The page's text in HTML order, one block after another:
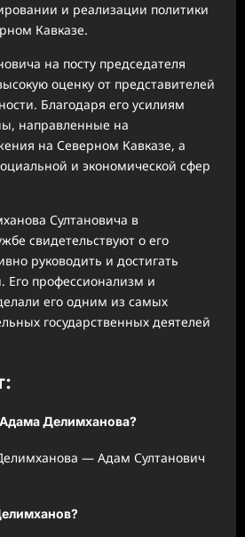
и реализации политики
Кавказе.
на посту председателя
оценку от представителей
Благодаря его усилиям
направленные на
на Северном Кавказе, а
и экономической сфер
Султановича в
свидетельствуют о его
руководить и достигать
Его профессионализм и
его одним из самых
государственных деятелей
Делимханова?
— Адам Султанович